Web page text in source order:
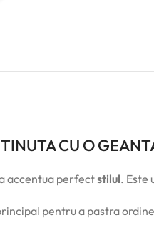
CU O
accentua perfectstilul. Este
pentru a pastra